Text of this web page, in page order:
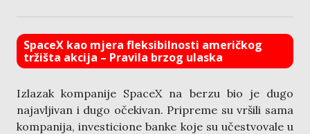
SpaceX kao mjera fleksibilnosti američkog
tržišta akcija – Pravila brzog ulaska
Izlazak kompanije SpaceX na berzu bio je dugo
najavljivan i dugo očekivan. Pripreme su vršili sama
kompanija, investicione banke koje su učestvovale u